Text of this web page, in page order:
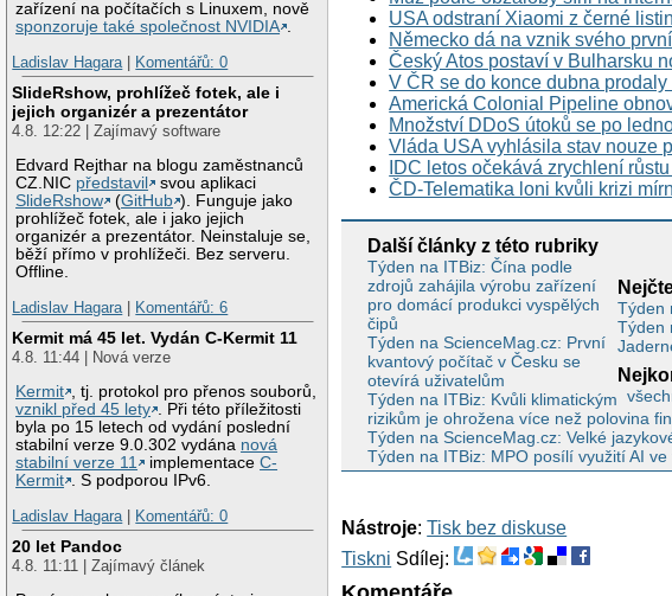
zařízení na počítačích s Linuxem, nově
sponzoruje také společnost NVIDIA .
Ladislav Hagara | Komentářů: 0
SlideRshow, prohlížeč fotek, ale i
jejich organizér a prezentátor
4.8. 12:22 | Zajímavý software
Edvard Rejthar na blogu zaměstnanců
CZ.NIC představil
svou aplikaci
SlideRshow
(GitHub ). Funguje jako
prohlížeč fotek, ale i jako jejich
organizér a prezentátor. Neinstaluje se,
běží přímo v prohlížeči. Bez serveru.
Offline.
Ladislav Hagara | Komentářů: 6
Kermit má 45 let. Vydán C-Kermit 11
4.8. 11:44 | Nová verze
Kermit , tj. protokol pro přenos souborů,
vznikl před 45 lety . Při této příležitosti
byla po 15 letech od vydání poslední
stabilní verze 9.0.302 vydána nová
stabilní verze 11
implementaceC-
Kermit . S podporou IPv6.
Ladislav Hagara | Komentářů: 0
20 let Pandoc
4.8. 11:11 | Zajímavý článek
USA odstraní Xiaomi z černé
Německo dá na vznik svého
Český Atos postaví v Bulharsku
V ČR se do konce dubna
Americká Colonial Pipeline
Množství DDoS útoků se po
Vláda USA vyhlásila stav nouze
IDC letos očekává zrychlení
ČD-Telematika loni kvůli krizi
Týden
Týden
Další články z této rubriky
Týden na ITBiz: Čína podle
zdrojů zahájila výrobu zařízení
pro domácí produkci vyspělých
čipů
Týden na ScienceMag.cz: První
kvantový počítač v Česku se
otevírá uživatelům
Týden na ITBiz: Kvůli klimatickým
rizikům je ohrožena více než polovina
Týden na ScienceMag.cz: Velké
Týden na ITBiz: MPO posílí využití AI
Nástroje:Tisk bez diskuse
Tiskni Sdílej: